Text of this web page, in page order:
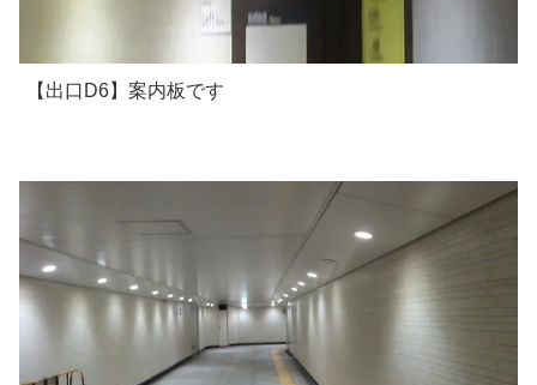
【出口D6】案内板です